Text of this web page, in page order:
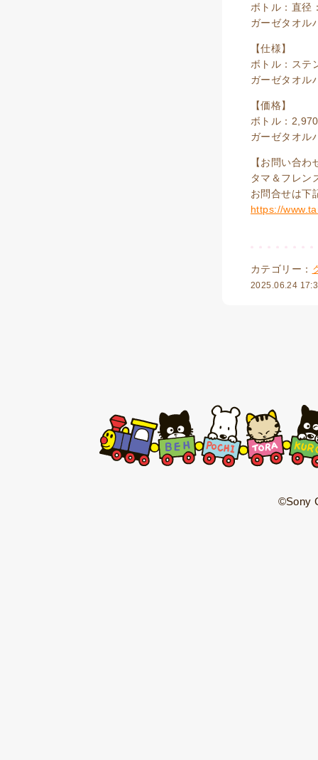
ボトル：直
ガーゼタオル
【仕様】
ボトル：ステ
ガーゼタオル
【価格】
ボトル：
ガーゼタオル
【お問い合わ
タマ＆フレン
お問合せは下
https://
カテゴリー：
2025.06.24
©Sony